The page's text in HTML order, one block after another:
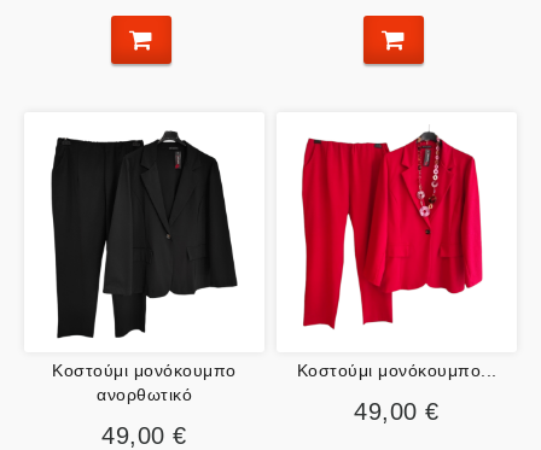
Κοστούμι μονόκουμπο
ανορθωτικό
49,00 €
Κοστούμι μονόκουμπο...
49,00 €